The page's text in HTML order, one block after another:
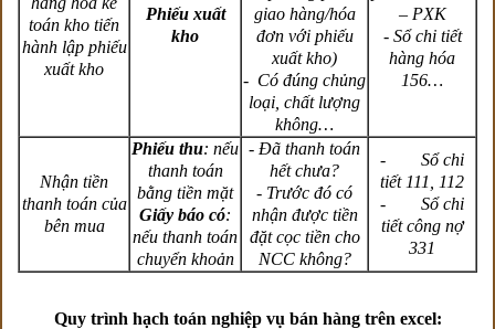
toán kho tiến
hành lập phiếu
xuất kho
Phiếu xuất
kho
giao hàng/hóa
đơn với phiếu
xuất kho)
- Có đúng chủng
loại, chất lượng
không…
– PXK
- Sổ chi tiết
hàng hóa
156…
Nhận tiền
thanh toán của
bên mua
Phiếu thu: nếu
thanh toán
bằng tiền mặt
Giấy báo có:
nếu thanh toán
chuyển khoản
- Đã thanh toán
hết chưa?
- Trước đó có
nhận được tiền
đặt cọc tiền cho
NCC không?
- Sổ chi
tiết 111, 112
- Sổ chi
tiết công nợ
331
Quy trình hạch toán nghiệp vụ bán hàng trên excel: